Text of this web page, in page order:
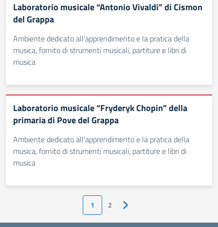
Laboratorio musicale “Antonio Vivaldi” di Cismon
del Grappa
Ambiente dedicato all'apprendimento e la pratica della
musica, fornito di strumenti musicali, partiture e libri di
musica
Laboratorio musicale “Fryderyk Chopin” della
primaria di Pove del Grappa
Ambiente dedicato all'apprendimento e la pratica della
musica, fornito di strumenti musicali, partiture e libri di
musica
1 2 Pagina successiva